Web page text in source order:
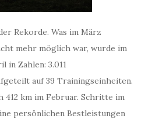
Rekorde. Was im März
mehr möglich war, wurde im
in Zahlen: 3.011
auf 39 Trainingseinheiten.
412 km im Februar. Schritte im
persönlichen Bestleistungen